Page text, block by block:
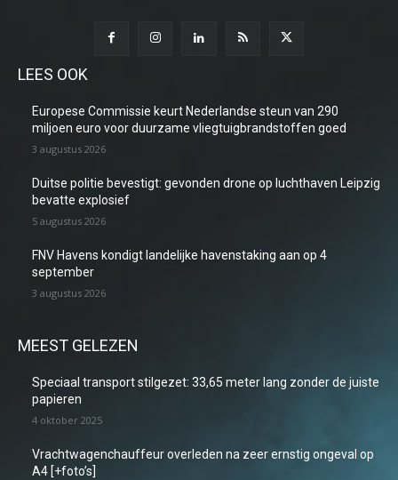
LEES OOK
Europese Commissie keurt Nederlandse steun van 290
miljoen euro voor duurzame vliegtuigbrandstoffen goed
3 augustus 2026
Duitse politie bevestigt: gevonden drone op luchthaven Leipzig
bevatte explosief
5 augustus 2026
FNV Havens kondigt landelijke havenstaking aan op 4
september
3 augustus 2026
MEEST GELEZEN
Speciaal transport stilgezet: 33,65 meter lang zonder de juiste
papieren
4 oktober 2025
Vrachtwagenchauffeur overleden na zeer ernstig ongeval op
A4 [+foto’s]